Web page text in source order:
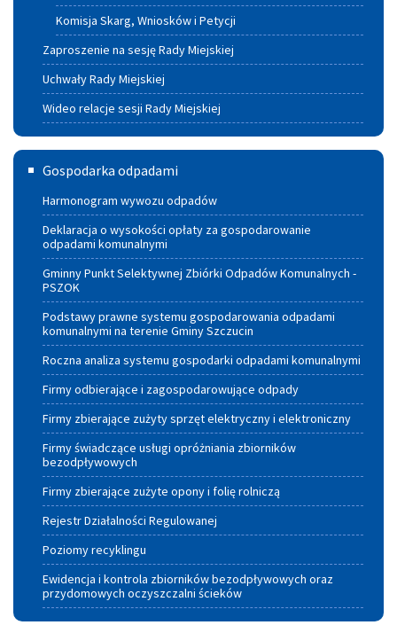
Komisja Skarg, Wniosków i Petycji
Zaproszenie na sesję Rady Miejskiej
Uchwały Rady Miejskiej
Wideo relacje sesji Rady Miejskiej
Gospodarka
odpadami
Gospodarka odpadami
Harmonogram wywozu odpadów
Deklaracja o wysokości opłaty za gospodarowanie
odpadami komunalnymi
Gminny Punkt Selektywnej Zbiórki Odpadów Komunalnych -
PSZOK
Podstawy prawne systemu gospodarowania odpadami
komunalnymi na terenie Gminy Szczucin
Roczna analiza systemu gospodarki odpadami komunalnymi
Firmy odbierające i zagospodarowujące odpady
Firmy zbierające zużyty sprzęt elektryczny i elektroniczny
Firmy świadczące usługi opróżniania zbiorników
bezodpływowych
Firmy zbierające zużyte opony i folię rolniczą
Rejestr Działalności Regulowanej
Poziomy recyklingu
Ewidencja i kontrola zbiorników bezodpływowych oraz
przydomowych oczyszczalni ścieków